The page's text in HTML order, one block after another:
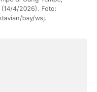
(14/4/2026). Foto:
bay/wsj.